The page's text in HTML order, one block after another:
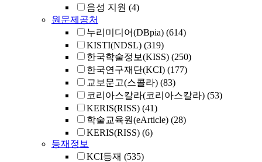
음성 지원 (4)
원문제공처
누리미디어(DBpia) (614)
KISTI(NDSL) (319)
한국학술정보(KISS) (250)
한국연구재단(KCI) (177)
교보문고(스콜라) (83)
코리아스칼라(코리아스칼라) (53)
KERIS(RISS) (41)
학술교육원(eArticle) (28)
KERIS(RISS) (6)
등재정보
KCI등재 (535)